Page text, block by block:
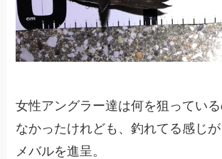
女性アングラー達は何を狙ってい
なかったけれども、釣れてる感じ
メバルを進呈。